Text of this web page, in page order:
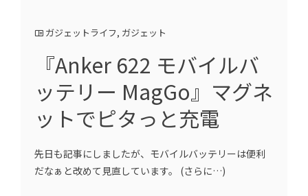
ガジェットライフ, ガジェット
『Anker 622 モバイルバ
ッテリー MagGo』マグネ
ットでピタっと充電
先日も記事にしましたが、モバイルバッテリーは便利
だなぁと改めて見直しています。 (さらに…)